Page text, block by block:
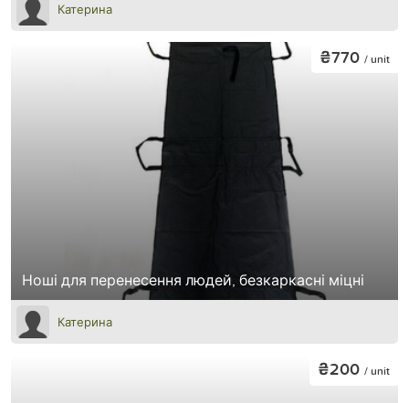
Катерина
Ноші для перенесення людей, безкаркасні міцні
₴770 / unit
Катерина
₴200 / unit